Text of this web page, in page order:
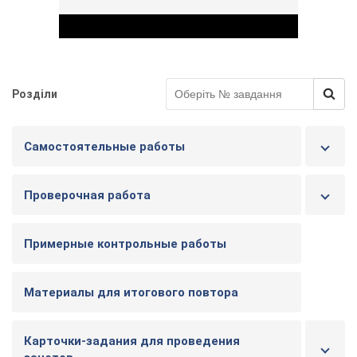
Розділи
Самостоятельные работы
Проверочная работа
Примерные контрольные работы
Материалы для итогового повтора
Карточки-задания для проведения